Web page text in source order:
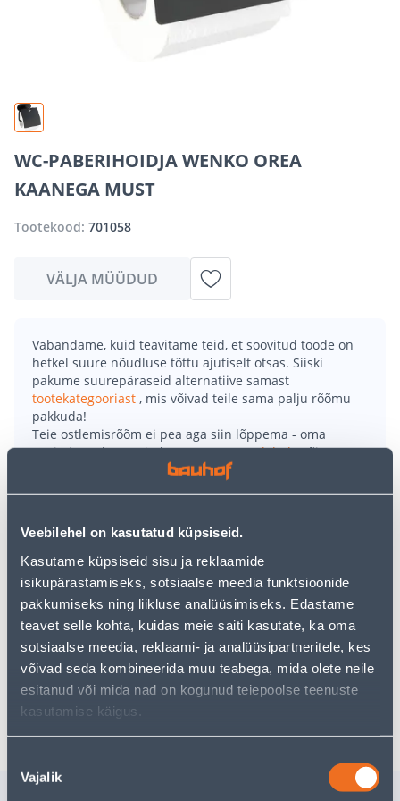
Veebilehel on kasutatud küpsiseid.
Kasutame küpsiseid sisu ja reklaamide
isikupärastamiseks, sotsiaalse meedia funktsioonide
pakkumiseks ning liikluse analüüsimiseks. Edastame
teavet selle kohta, kuidas meie saiti kasutate, ka oma
sotsiaalse meedia, reklaami- ja analüüsipartneritele, kes
võivad seda kombineerida muu teabega, mida olete neile
esitanud või mida nad on kogunud teiepoolse teenuste
kasutamise käigus.
valik
Vajalik
WC-PABERIHOIDJA WENKO OREA
KAANEGA MUST
Tootekood: 701058
VÄLJA MÜÜDUD
Vabandame, kuid teavitame teid, et soovitud toode on
hetkel suure nõudluse tõttu ajutiselt otsas. Siiski
pakume suurepäraseid alternatiive samast
tootekategooriast , mis võivad teile sama palju rõõmu
pakkuda!
Teie ostlemisrõõm ei pea aga siin lõppema - oma
uurimistööd saate jätkata, naastesavalehelevõi
kasutades meie võimsat otsingufunktsiooni, et leida
• Tualettpaberihoidja on kiirelt ja lihtsalt paigaldatav,
ilma tööriistade ja puurimiseta.
• Toote küljes on spetsiaalne liimipadi, mis kinnitub
tugevalt kõikidele siledatele ja õrna struktuuriga
pindadele.
• 14-päevane tagastusõigus.
Tarne pole võimalik